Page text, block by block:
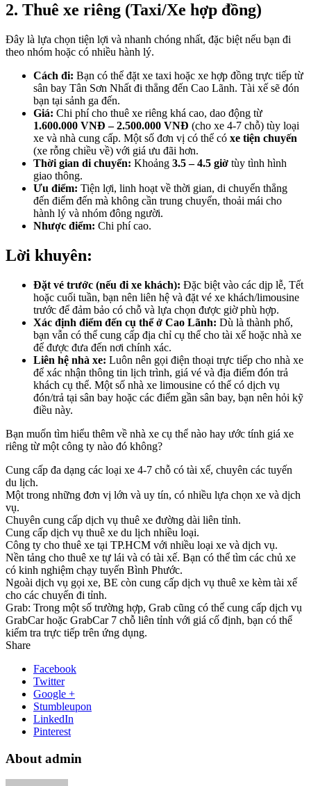
2. Thuê xe riêng (Taxi/Xe hợp đồng)
Đây là lựa chọn tiện lợi và nhanh chóng nhất, đặc biệt nếu bạn đi
theo nhóm hoặc có nhiều hành lý.
Cách đi: Bạn có thể đặt xe taxi hoặc xe hợp đồng trực tiếp từ
sân bay Tân Sơn Nhất đi thẳng đến Cao Lãnh. Tài xế sẽ đón
bạn tại sảnh ga đến.
Giá: Chi phí cho thuê xe riêng khá cao, dao động từ
1.600.000 VNĐ – 2.500.000 VNĐ (cho xe 4-7 chỗ) tùy loại
xe và nhà cung cấp. Một số đơn vị có thể có xe tiện chuyến
(xe rỗng chiều về) với giá ưu đãi hơn.
Thời gian di chuyển: Khoảng 3.5 – 4.5 giờ tùy tình hình
giao thông.
Ưu điểm: Tiện lợi, linh hoạt về thời gian, di chuyển thẳng
đến điểm đến mà không cần trung chuyển, thoải mái cho
hành lý và nhóm đông người.
Nhược điểm: Chi phí cao.
Lời khuyên:
Đặt vé trước (nếu đi xe khách): Đặc biệt vào các dịp lễ, Tết
hoặc cuối tuần, bạn nên liên hệ và đặt vé xe khách/limousine
trước để đảm bảo có chỗ và lựa chọn được giờ phù hợp.
Xác định điểm đến cụ thể ở Cao Lãnh: Dù là thành phố,
bạn vẫn có thể cung cấp địa chỉ cụ thể cho tài xế hoặc nhà xe
để được đưa đến nơi chính xác.
Liên hệ nhà xe: Luôn nên gọi điện thoại trực tiếp cho nhà xe
để xác nhận thông tin lịch trình, giá vé và địa điểm đón trả
khách cụ thể. Một số nhà xe limousine có thể có dịch vụ
đón/trả tại sân bay hoặc các điểm gần sân bay, bạn nên hỏi kỹ
điều này.
Bạn muốn tìm hiểu thêm về nhà xe cụ thể nào hay ước tính giá xe
riêng từ một công ty nào đó không?
Cung cấp đa dạng các loại xe 4-7 chỗ có tài xế, chuyên các tuyến
du lịch.
Một trong những đơn vị lớn và uy tín, có nhiều lựa chọn xe và dịch
vụ.
Chuyên cung cấp dịch vụ thuê xe đường dài liên tỉnh.
Cung cấp dịch vụ thuê xe du lịch nhiều loại.
Công ty cho thuê xe tại TP.HCM với nhiều loại xe và dịch vụ.
Nền tảng cho thuê xe tự lái và có tài xế. Bạn có thể tìm các chủ xe
có kinh nghiệm chạy tuyến Bình Phước.
Ngoài dịch vụ gọi xe, BE còn cung cấp dịch vụ thuê xe kèm tài xế
cho các chuyến đi tỉnh.
Grab: Trong một số trường hợp, Grab cũng có thể cung cấp dịch vụ
GrabCar hoặc GrabCar 7 chỗ liên tỉnh với giá cố định, bạn có thể
kiểm tra trực tiếp trên ứng dụng.
Share
Facebook
Twitter
Google +
Stumbleupon
LinkedIn
Pinterest
About admin